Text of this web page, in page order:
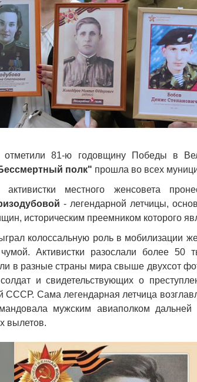
81-ю годовщину Победы в
полк" прошла во всех
местного женсовета
- легендарной летчицы,
историческим преемником которого
колоссальную роль в мобилизации
Активистки разослали более 50
в разные страны мира свыше двухсот
и свидетельствующих о
СССР. Сама легендарная летчица
мужским авиаполком
вылетов.